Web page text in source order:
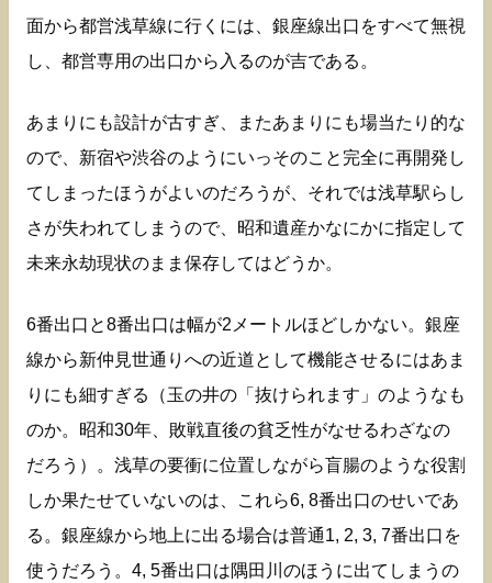
面から都営浅草線に行くには、銀座線出口をすべて無視
し、都営専用の出口から入るのが吉である。
あまりにも設計が古すぎ、またあまりにも場当たり的な
ので、新宿や渋谷のようにいっそのこと完全に再開発し
てしまったほうがよいのだろうが、それでは浅草駅らし
さが失われてしまうので、昭和遺産かなにかに指定して
未来永劫現状のまま保存してはどうか。
6番出口と8番出口は幅が2メートルほどしかない。銀座
線から新仲見世通りへの近道として機能させるにはあま
りにも細すぎる（玉の井の「抜けられます」のようなも
のか。昭和30年、敗戦直後の貧乏性がなせるわざなの
だろう）。浅草の要衝に位置しながら盲腸のような役割
しか果たせていないのは、これら6, 8番出口のせいであ
る。銀座線から地上に出る場合は普通1, 2, 3, 7番出口を
使うだろう。4, 5番出口は隅田川のほうに出てしまうの